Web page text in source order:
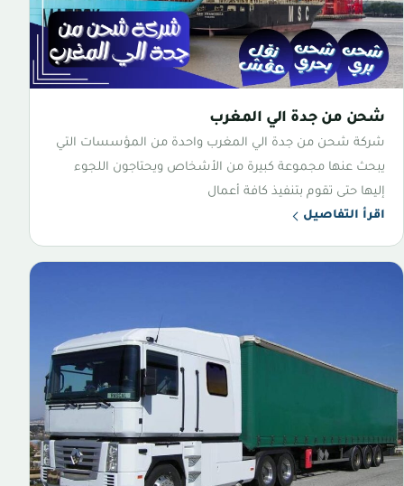
شحن من جدة الي المغرب
شركة شحن من جدة الي المغرب واحدة من المؤسسات التي
يبحث عنها مجموعة كبيرة من الأشخاص ويحتاجون اللجوء
إليها حتى تقوم بتنفيذ كافة أعمال
اقرأ التفاصيل